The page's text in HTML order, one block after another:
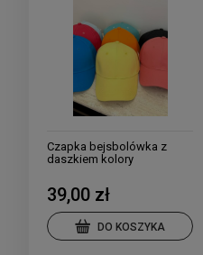
Czapka bejsbolówka z
daszkiem kolory
39,00 zł
DO KOSZYKA